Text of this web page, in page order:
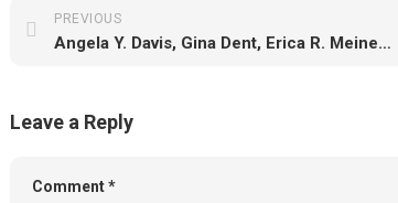
PREVIOUS
Angela Y. Davis, Gina Dent, Erica R. Meiners & Beth E. Richie著「Abolition. Feminism. Now.」
Leave a Reply
Comment*